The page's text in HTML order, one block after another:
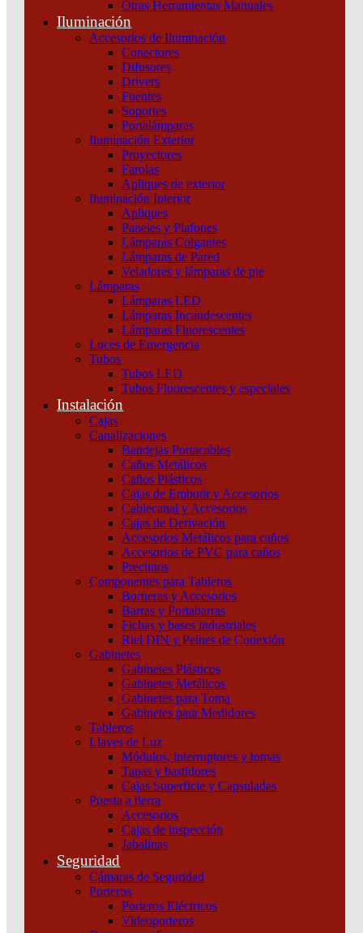
Otras Herramientas Manuales
Iluminación
Accesorios de Iluminación
Conectores
Difusores
Drivers
Fuentes
Soportes
Portalámparas
Iluminación Exterior
Proyectores
Farolas
Apliques de exterior
Iluminación Interior
Apliques
Paneles y Plafones
Lámparas Colgantes
Lámparas de Pared
Veladores y lámparas de pie
Lámparas
Lámparas LED
Lámparas Incandescentes
Lámparas Fluorescentes
Luces de Emergencia
Tubos
Tubos LED
Tubos Fluorescentes y especiales
Instalación
Cajas
Canalizaciones
Bandejas Portacables
Caños Metálicos
Caños Plásticos
Cajas de Embutir y Accesorios
Cablecanal y Accesorios
Cajas de Derivación
Accesorios Metálicos para caños
Accesorios de PVC para caños
Precintos
Componentes para Tableros
Borneras y Accesorios
Barras y Portabarras
Fichas y bases industriales
Riel DIN y Peines de Conexión
Gabinetes
Gabinetes Plásticos
Gabinetes Metálicos
Gabinetes para Toma
Gabinetes para Medidores
Tableros
Llaves de Luz
Módulos, interruptores y tomas
Tapas y bastidores
Cajas Superficie y Capsuladas
Puesta a tierra
Accesorios
Cajas de inspección
Jabalinas
Seguridad
Cámaras de Seguridad
Porteros
Porteros Eléctricos
Videoporteros
Descripción
Productos relacionados